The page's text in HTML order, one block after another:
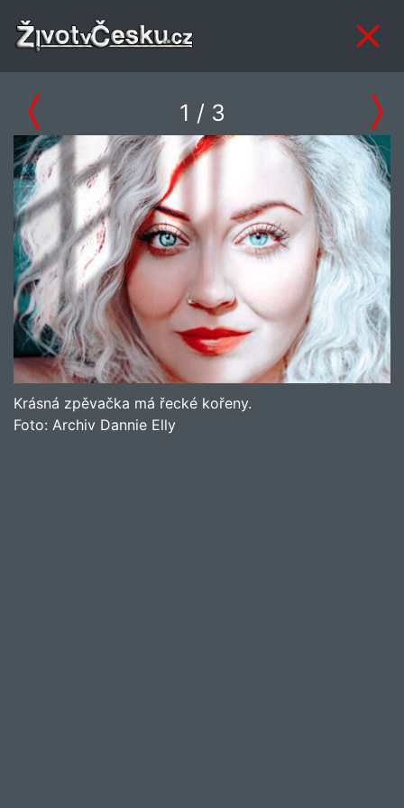
1 / 3
Krásná zpěvačka má řecké kořeny.
Foto: Archiv Dannie Elly